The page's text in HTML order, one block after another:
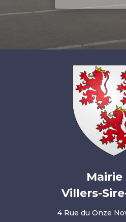
Mairie
Villers-
4 Rue du Onze